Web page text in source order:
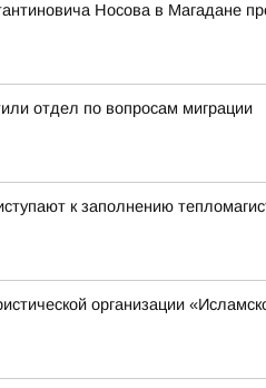
Носова в Магадане
отдел по вопросам миграции
к заполнению
организации